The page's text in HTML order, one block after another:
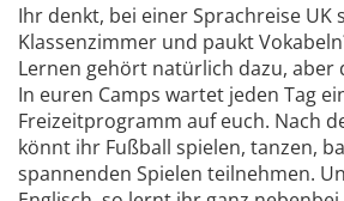
Ihr denkt, bei einer Sprachreise UK
Klassenzimmer und paukt
Lernen gehört natürlich dazu, aber
In euren Camps wartet jeden Tag
Freizeitprogramm auf euch. Nach
könnt ihr Fußball spielen, tanzen,
spannenden Spielen teilnehmen.